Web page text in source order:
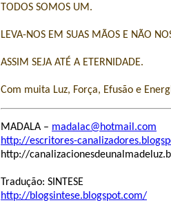
TODOS SOMOS UM.
LEVA-NOS EM SUAS MÃOS E NÃO
ASSIM SEJA ATÉ A ETERNIDADE.
Com muita Luz, Força, Efusão e
MADALA – madalac@hotmail.com
http://escritores-
http://
Tradução: SINTESE
http://blogsintese.blogspot.com/